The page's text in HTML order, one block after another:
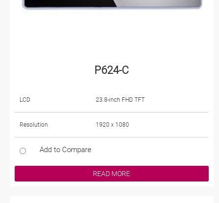
P624-C
LCD 23.8-inch FHD TFT
Resolution 1920 x 1080
Add to Compare
READ MORE